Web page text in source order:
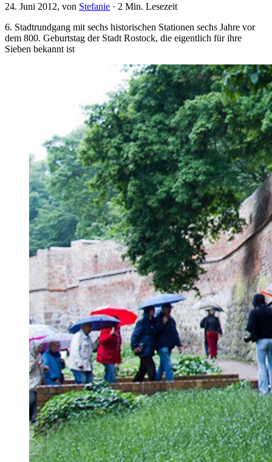
24. Juni 2012, von Stefanie · 2 Min. Lesezeit
6. Stadtrundgang mit sechs historischen Stationen sechs Jahre vor
dem 800. Geburtstag der Stadt Rostock, die eigentlich für ihre
Sieben bekannt ist